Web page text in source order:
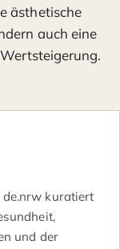
ästhetische
auch eine
de.nrw kuratiert
und der